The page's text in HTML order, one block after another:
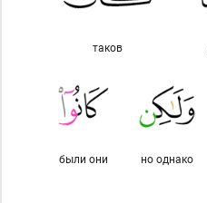
таков
но однако
были они